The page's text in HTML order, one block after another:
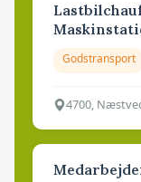
Godstransport
4700,